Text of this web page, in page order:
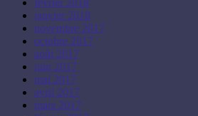
février 2018
janvier 2018
novembre 2017
octobre 2017
août 2017
juin 2017
mai 2017
avril 2017
mars 2017